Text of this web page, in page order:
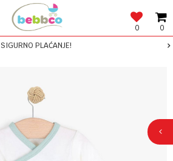
0
0
SIGURNO PLAĆANJE!